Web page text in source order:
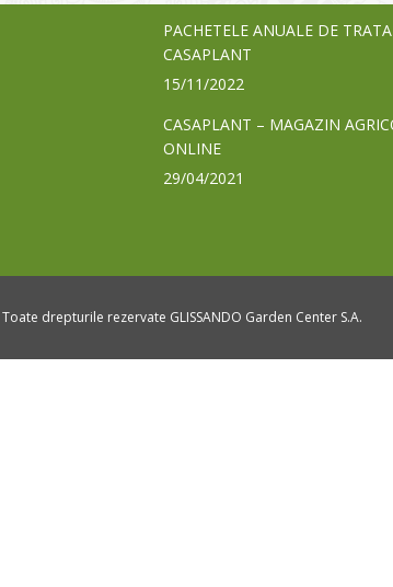
PACHETELE ANUALE DE
CASAPLANT
15/11/2022
CASAPLANT – MAGAZIN
ONLINE
29/04/2021
drepturile rezervate GLISSANDO Garden Center S.A.